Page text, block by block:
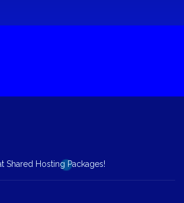
Shared Hosting Packages!